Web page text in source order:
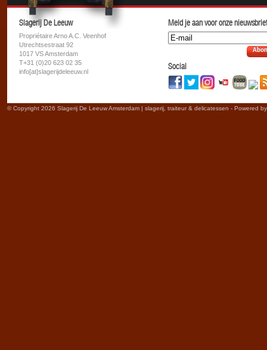
Slagerij De Leeuw
Propriétaire Arno A.C. Veenhof
Utrechtsestraat 92
1017 VS Amsterdam
T+31 (0)20 623 02 35
info[at]slagerijdeleeuw.nl
Meld je aan voor onze
Social
© Copyright 2026 Slagerij De Leeuw Amsterdam | slagerij, traiteur & delicatessen - Powered